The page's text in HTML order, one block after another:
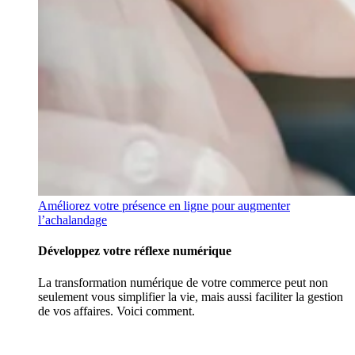
Améliorez votre présence en ligne pour augmenter
l’achalandage
Développez votre réflexe numérique
La transformation numérique de votre commerce peut non
seulement vous simplifier la vie, mais aussi faciliter la gestion
de vos affaires. Voici comment.